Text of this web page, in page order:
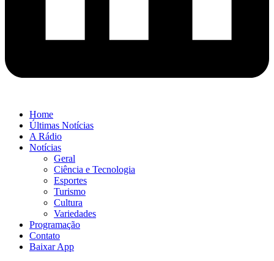
Home
Últimas Notícias
A Rádio
Notícias
Geral
Ciência e Tecnologia
Esportes
Turismo
Cultura
Variedades
Programação
Contato
Baixar App